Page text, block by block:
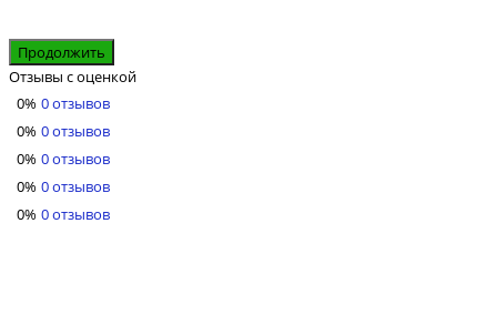
Продолжить
Отзывы с оценкой
0% 0 отзывов
0% 0 отзывов
0% 0 отзывов
0% 0 отзывов
0% 0 отзывов